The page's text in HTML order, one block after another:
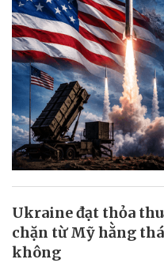
Ukraine đạt thỏa
chặn từ Mỹ hằng
không